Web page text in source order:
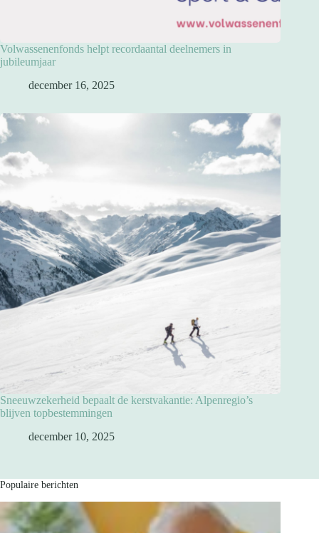
Volwassenenfonds helpt recordaantal deelnemers in
jubileumjaar
december 16, 2025
Sneeuwzekerheid bepaalt de kerstvakantie: Alpenregio’s
blijven topbestemmingen
december 10, 2025
Populaire berichten